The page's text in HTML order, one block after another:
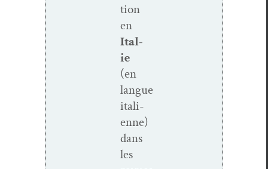
tion
en
Ital­
ie
(en
langue
ital­i­
enne)
dans
les